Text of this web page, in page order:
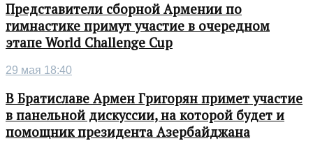
Представители сборной Армении по
гимнастике примут участие в очередном
этапе World Challenge Cup
29 мая 18:40
В Братиславе Армен Григорян примет участие
в панельной дискуссии, на которой будет и
помощник президента Азербайджана